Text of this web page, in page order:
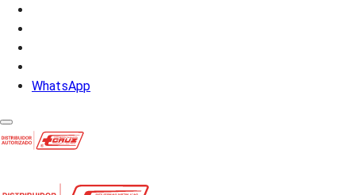
WhatsApp